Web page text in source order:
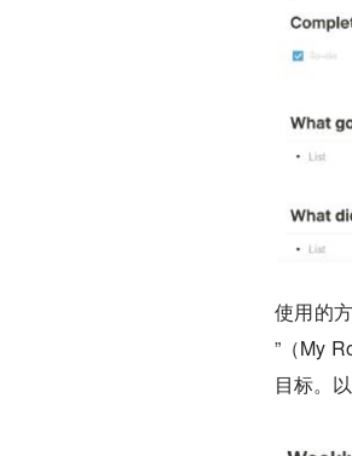
使用的
”（My
目标。